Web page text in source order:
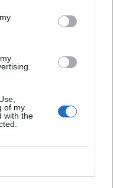
of my
with the
και διαδικτυακών
και